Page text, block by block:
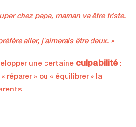
chez papa, maman va être triste.
aller, j’aimerais être deux. »
une certaine culpabilité :
réparer » ou « équilibrer » la